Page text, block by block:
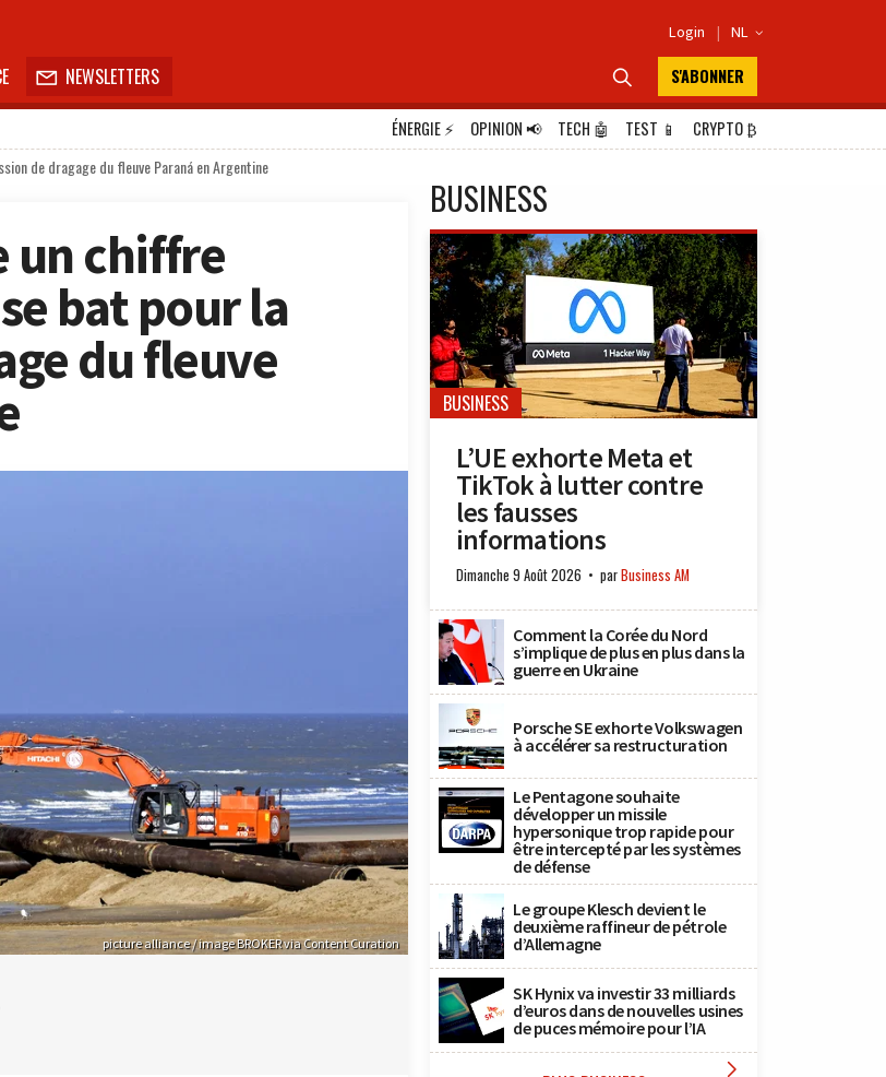
Login | NL 
 NEWSLETTERS  S'ABONNER
ÉNERGIE⚡ OPINION📢 TECH 🤖 TEST 📱 CRYPTO₿
de dragage du fleuve Paraná en Argentine
un chiffre
bat pour la
du fleuve
picture alliance / image BROKER via Content Curation
BUSINESS
BUSINESS
L’UE exhorte Meta et
TikTok à lutter contre
les fausses
informations
Dimanche 9 Août 2026 parBusiness AM
Comment la Corée du Nord
s’implique de plus en plus dans la
guerre en Ukraine
Porsche SE exhorte Volkswagen
à accélérer sa restructuration
Le Pentagone souhaite
développer un missile
hypersonique trop rapide pour
être intercepté par les systèmes
de défense
Le groupe Klesch devient le
deuxième raffineur de pétrole
d’Allemagne
SK Hynix va investir 33 milliards
d’euros dans de nouvelles usines
de puces mémoire pour l’IA
